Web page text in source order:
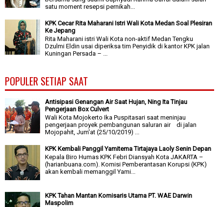
satu moment resepsi pernikah...
KPK Cecar Rita Maharani Istri Wali Kota Medan Soal Plesiran
Ke Jepang
Rita Maharani istri Wali Kota non-aktif Medan Tengku
Dzulmi Eldin usai diperiksa tim Penyidik di kantor KPK jalan
Kuningan Persada – ...
POPULER SETIAP SAAT
Antisipasi Genangan Air Saat Hujan, Ning Ita Tinjau
Pengerjaan Box Culvert
Wali Kota Mojokerto Ika Puspitasari saat meninjau
pengerjaan proyek pembangunan saluran air di jalan
Mojopahit, Jum'at (25/10/2019) ...
KPK Kembali Panggil Yamitema Tirtajaya Laoly Senin Depan
Kepala Biro Humas KPK Febri Diansyah Kota JAKARTA –
(harianbuana.com). Komisi Pemberantasan Korupsi (KPK)
akan kembali memanggil Yami...
KPK Tahan Mantan Komisaris Utama PT. WAE Darwin
Maspolim